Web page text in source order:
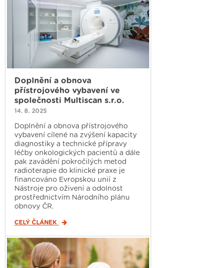
Doplnění a obnova
přístrojového vybavení ve
společnosti Multiscan s.r.o.
14. 8. 2025
Doplnění a obnova přístrojového
vybavení cílené na zvýšení kapacity
diagnostiky a technické přípravy
léčby onkologických pacientů a dále
pak zavádění pokročilých metod
radioterapie do klinické praxe je
financováno Evropskou unií z
Nástroje pro oživení a odolnost
prostřednictvím Národního plánu
obnovy ČR.
CELÝ ČLÁNEK